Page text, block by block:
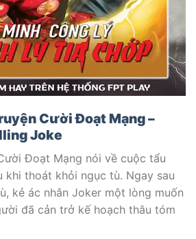
Cười Đoạt Mạng –
Joke
Đoạt Mạng nói về cuộc tẩu
khi thoát khỏi ngục tù. Ngay sau
kẻ ác nhân Joker một lòng muốn
đã cản trở kế hoạch thâu tóm